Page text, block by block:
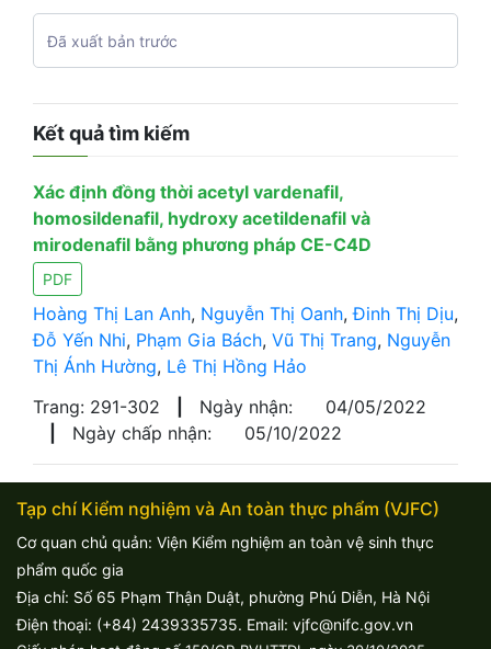
Kết quả tìm kiếm
Xác định đồng thời acetyl vardenafil,
homosildenafil, hydroxy acetildenafil và
mirodenafil bằng phương pháp CE-C4D
PDF
Hoàng Thị Lan Anh, Nguyễn Thị Oanh,Đinh Thị Dịu,
Đỗ Yến Nhi, Phạm Gia Bách, Vũ Thị Trang, Nguyễn
Thị Ánh Hường, Lê Thị Hồng Hảo
Trang: 291-302
Ngày nhận:
04/05/2022
Ngày chấp nhận: 05/10/2022
Tạp chí Kiểm nghiệm và An toàn thực phẩm (VJFC)
Cơ quan chủ quản: Viện Kiểm nghiệm an toàn vệ sinh thực
phẩm quốc gia
Địa chỉ: Số 65 Phạm Thận Duật, phường Phú Diễn, Hà Nội
Điện thoại: (+84) 2439335735. Email: vjfc@nifc.gov.vn